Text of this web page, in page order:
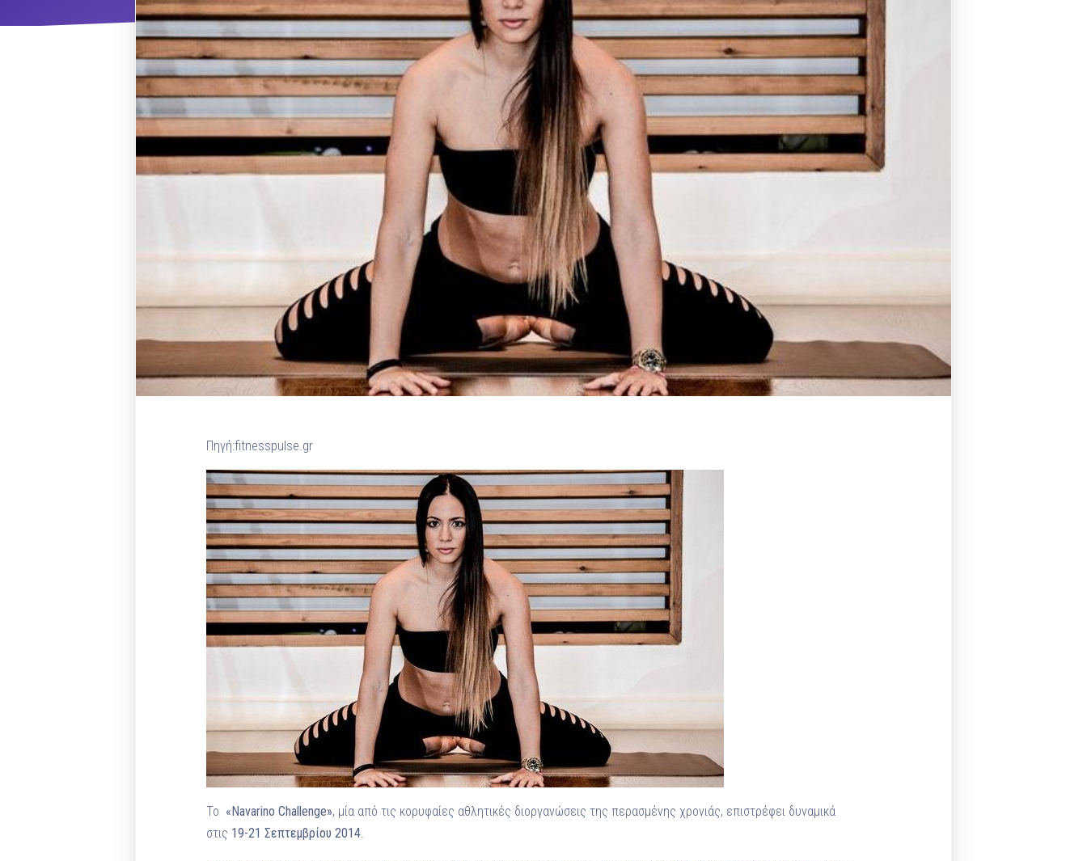
ΝΜ
Ένα μεγάλο και όμορφο γυμναστήριο κοντά στη θάλασσα
Κ
ΚΟΡΥΔΑΛΛOΣ
Το pilates έχει τον δικό του καταπληκτικό χώρο στον
Κορυδαλλό
ΠΕΥ
ΠΕΥΚΗ
Η εξέλιξη της ευεξίας στην Πεύκη
ΠΕΡΙΣΤΈΡΙNEOΣ ΧΩΡΟΣ
Προορισμός Pilates στην Καρδιά της Πόλης
Pilates by Mandy
FACEBOOK N.ΨΥΧΙΚΟΥ
Pilates by Mandy
FACEBOOK N.ΜΑΚΡΗΣ
Pilates by Mandy
FACEBOOK ΚΟΡΥΔΑΛΛΟΥ
Pilates by Mandy
Πηγή:fitnesspulse.gr
Το «Navarino Challenge», μία από τις κορυφαίες αθλητικές διοργανώσεις της περασμένης χρονιάς, επιστρέφει δυναμικά
στις 19-21 Σεπτεμβρίου 2014.